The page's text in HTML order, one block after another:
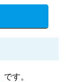
です。